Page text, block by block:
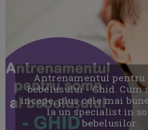
Antrenamentul pentru
bebelusului - Ghid. Cum
incepe, plus cele mai
la un specialist in
bebelusilor.